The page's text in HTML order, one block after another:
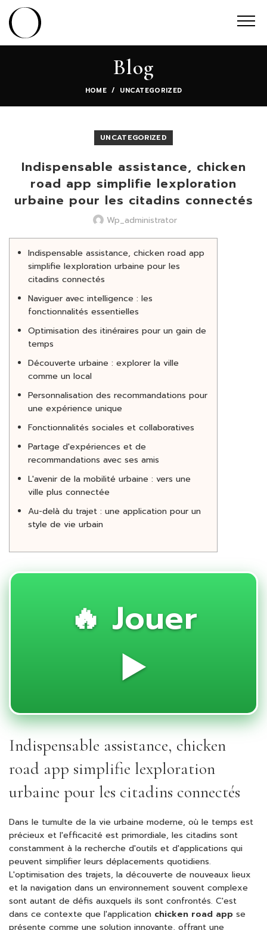
Blog
HOME UNCATEGORIZED
UNCATEGORIZED
Indispensable assistance, chicken
road app simplifie lexploration
urbaine pour les citadins connectés
Wp_administrator
Indispensable assistance, chicken road app
simplifie lexploration urbaine pour les
citadins connectés
Naviguer avec intelligence : les
fonctionnalités essentielles
Optimisation des itinéraires pour un gain de
temps
Découverte urbaine : explorer la ville
comme un local
Personnalisation des recommandations pour
une expérience unique
Fonctionnalités sociales et collaboratives
Partage d'expériences et de
recommandations avec ses amis
L'avenir de la mobilité urbaine : vers une
ville plus connectée
Au-delà du trajet : une application pour un
style de vie urbain
🔥 Jouer
▶️
Indispensable assistance, chicken
road app simplifie lexploration
urbaine pour les citadins connectés
Dans le tumulte de la vie urbaine moderne, où le temps est
précieux et l'efficacité est primordiale, les citadins sont
constamment à la recherche d'outils et d'applications qui
peuvent simplifier leurs déplacements quotidiens.
L'optimisation des trajets, la découverte de nouveaux lieux
et la navigation dans un environnement souvent complexe
sont autant de défis auxquels ils sont confrontés. C'est
dans ce contexte que l'application chicken road app se
présente comme une solution innovante, offrant une